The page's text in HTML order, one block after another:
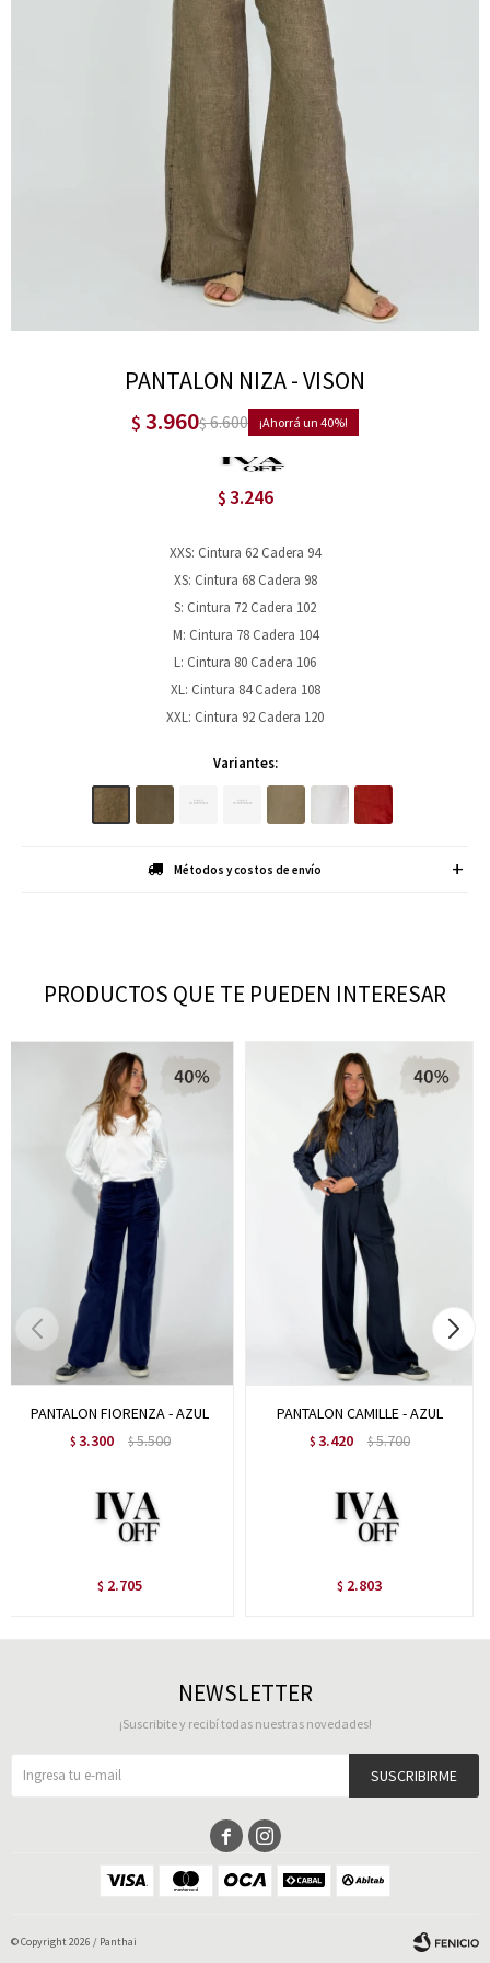
PANTALON NIZA - VISON
$ 3.960$6.600 40
$ 3.246
XXS: Cintura 62 Cadera 94
XS: Cintura 68 Cadera 98
S: Cintura 72 Cadera 102
M: Cintura 78 Cadera 104
L: Cintura 80 Cadera 106
XL: Cintura 84 Cadera 108
XXL: Cintura 92 Cadera 120
Variantes:
Métodos y costos de envío
PRODUCTOS QUE TE PUEDEN INTERESAR
PANTALON FIORENZA - AZUL
$ 3.300 $5.500
$ 2.705
PANTALON CAMILLE - AZUL
$ 3.420 $5.700
$ 2.803
NEWSLETTER
¡Suscribite y recibí todas nuestras novedades!
SUSCRIBIRME
 
© Copyright 2026 / Panthai